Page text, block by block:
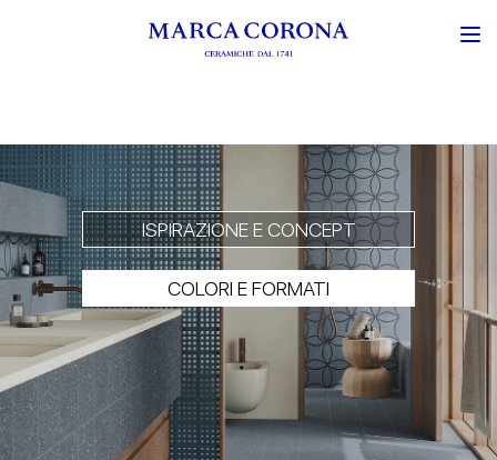
ISPIRAZIONE E CONCEPT
COLORI E FORMATI